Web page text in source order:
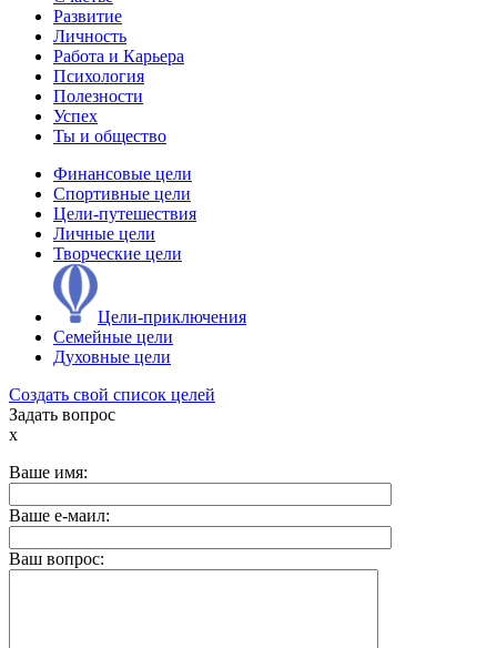
Развитие
Личность
Работа и Карьера
Психология
Полезности
Успех
Ты и общество
Финансовые цели
Спортивные цели
Цели-путешествия
Личные цели
Творческие цели
Цели-приключения
Семейные цели
Духовные цели
Создать свой список целей
Задать вопрос
x
Ваше имя:
Ваше е-маил:
Ваш вопрос: